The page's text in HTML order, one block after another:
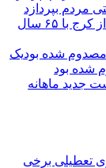
مردم بپردازد
یک نما از کرج با ۶۵ سال
یک
شده بود
جدید ماهانه
تعطیلی برخی